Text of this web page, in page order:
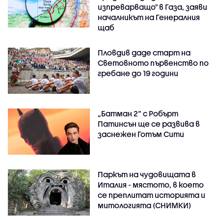
изпреварващо" в Газа, заяви
началникът на Генералния
щаб
Пловдив даде старт на
Световното първенство по
гребане до 19 години
„Батман 2“ с Робърт
Патинсън ще се развива в
заснежен Готъм Сити
Паркът на чудовищата в
Италия - мястото, в което
се преплитат историята и
митологията (СНИМКИ)